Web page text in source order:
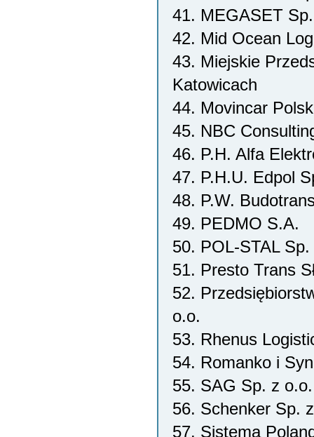
41. MEGASET
42. Mid Ocean
43. Miejskie
Katowicach
44. Movincar
45. NBC
46. P.H. Alfa
47. P.H.U. Edpol
48. P.W.
49. PEDMO S.A.
50. POL-STAL
51. Presto Trans
52.
o.o.
53. Rhenus
54. Romanko i
55. SAG Sp. z o.o.
56. Schenker Sp.
57. Sistema